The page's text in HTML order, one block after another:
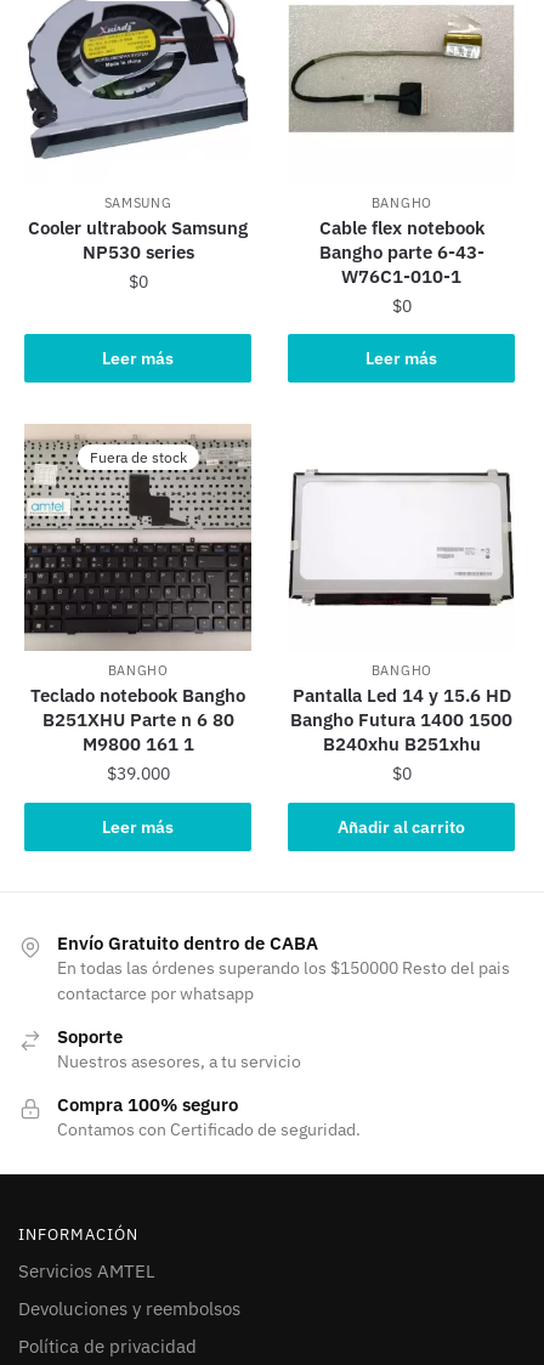
SAMSUNG
Cooler ultrabook Samsung
NP530 series
$0
Leer más
BANGHO
Cable flex notebook
Bangho parte 6-43-
W76C1-010-1
$0
Leer más
Fuera de stock
BANGHO
Teclado notebook Bangho
B251XHU Parte n 6 80
M9800 161 1
$39.000
Leer más
BANGHO
Pantalla Led 14 y 15.6 HD
Bangho Futura 1400 1500
B240xhu B251xhu
$0
Añadir al carrito
Envío Gratuito dentro de CABA
En todas las órdenes superando los $150000 Resto del pais
contactarce por whatsapp
Soporte
Nuestros asesores, a tu servicio
Compra 100% seguro
Contamos con Certificado de seguridad.
INFORMACIÓN
Servicios AMTEL
Devoluciones y reembolsos
Política de privacidad